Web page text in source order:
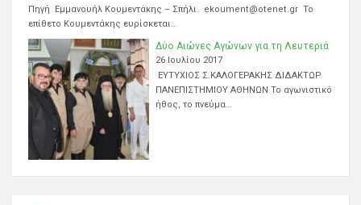
Πηγή Εμμανουήλ Κουμεντάκης – Σπήλι. ekoument@otenet.gr Το
επίθετο Κουμεντάκης ευρίσκεται…
Δύο Αιώνες Αγώνων για τη Λευτεριά
26 Ιουλίου 2017
ΕΥΤΥΧΙΟΣ Σ.ΚΑΛΟΓΕΡΑΚΗΣ ΔΙΔΑΚΤΩΡ
ΠΑΝΕΠΙΣΤΗΜΙΟΥ ΑΘΗΝΩΝ Το αγωνιστικό
ήθος, το πνεύμα…